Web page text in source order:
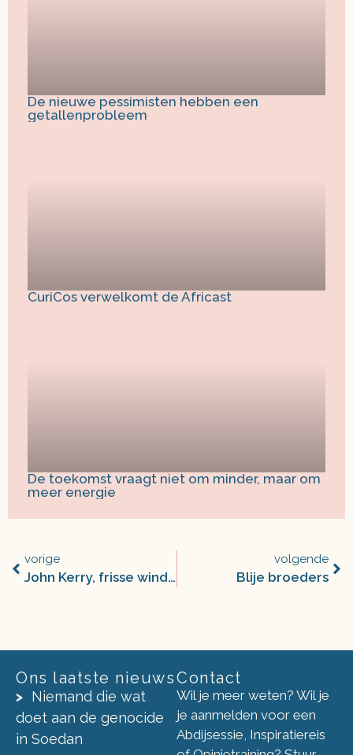
De nieuwe pessimisten hebben een
getallenprobleem
CuriCos verwelkomt de Africast
De toekomst vraagt niet om minder, maar om
meer energie
vorige
John Kerry, frisse wind in klimaatbeleid
volgende
Blije broeders
Ons laatste nieuws
Niemand die wat
doet aan de genocide
in Soedan
Contact
Wil je meer weten? Wil je
je aanmelden voor een
Abdijsessie, Inspiratiereis